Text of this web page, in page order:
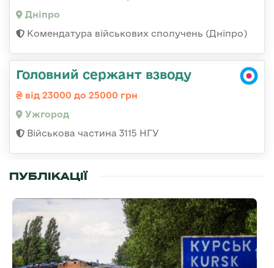
Дніпро
Комендатура військових сполучень (Дніпро)
Головний сержант взводу
від 23000 до 25000 грн
Ужгород
Військова частина 3115 НГУ
ПУБЛІКАЦІЇ